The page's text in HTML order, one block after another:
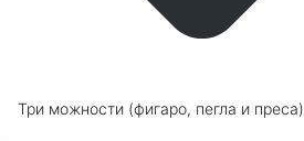
Три можности (фигаро, пегла и преса)